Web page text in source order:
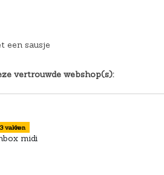
een sausje
vertrouwde webshop(s):
vakken
midi